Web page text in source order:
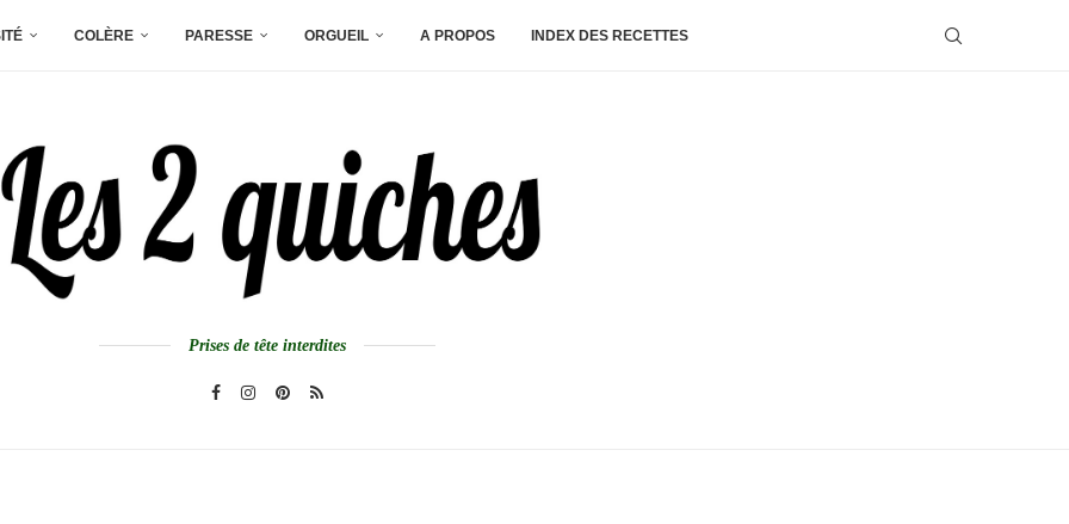
COLÈRE PARESSE ORGUEIL A PROPOS INDEX DES RECETTES
Prises de tête interdites